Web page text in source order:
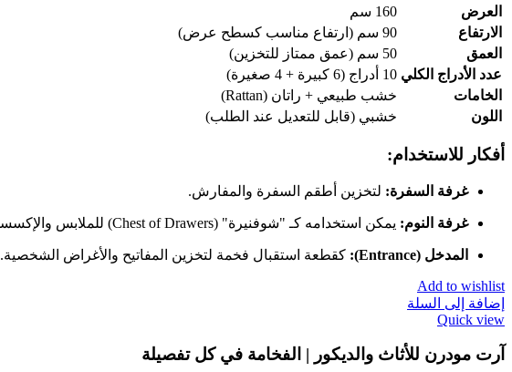
العرض
160 سم
الارتفاع
90 سم (ارتفاع مناسب كسطح عرض)
العمق
50 سم (عمق ممتاز للتخزين)
عدد الأدراج الكلي 10 أدراج (6 كبيرة + 4 صغيرة)
الخامات
خشب طبيعي + راتان (Rattan)
اللون
خشبي (قابل للتعديل عند الطلب)
أفكار للاستخدام:
غرفة السفرة: لتخزين أطقم السفرة والمفارش.
غرفة النوم: يمكن استخدامه كـ "شوفنيرة" (Chest of Drawers) للملابس والإكسسوارات.
المدخل (Entrance):
كقطعة استقبال فخمة لتخزين المفاتيح والأغراض الشخصية.
Add to wishlist
إضافة إلى السلة
Quick view
آرت مودرن للأثاث والديكور | الفخامة في كل تفصيلة